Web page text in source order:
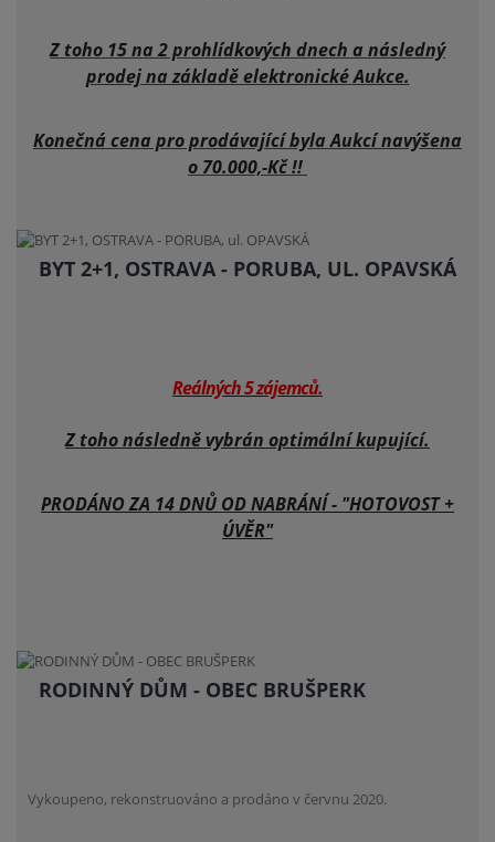
Z toho 15 na 2 prohlídkových dnech a následný
prodej na základě elektronické Aukce.
Konečná cena pro prodávající byla Aukcí navýšena
o 70.000,-Kč !!
BYT 2+1, OSTRAVA - PORUBA, UL. OPAVSKÁ
Reálných 5 zájemců.
Z toho následně vybrán optimální kupující.
PRODÁNO ZA 14 DNŮ OD NABRÁNÍ - "HOTOVOST +
ÚVĚR"
RODINNÝ DŮM - OBEC BRUŠPERK
Vykoupeno, rekonstruováno a prodáno v červnu 2020.